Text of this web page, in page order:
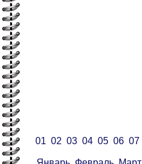
01 02 03 04 05 06 07